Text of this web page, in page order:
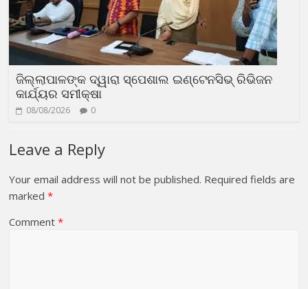
ଜିଲ୍ଲାପାଳଙ୍କ ଦ୍ୱାରା ସ୍ପେଶାଲ ଇଣ୍ଟେନସିଭ୍ ରିଭିଜନ
କାର୍ଯ୍ୟର ସମୀକ୍ଷା
08/08/2026 0
Leave a Reply
Your email address will not be published. Required fields are
marked*
Comment*